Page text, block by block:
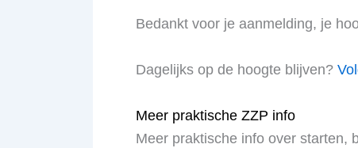
Bedankt voor je aanmelding, je
Dagelijks op de hoogte blijven?
Meer praktische ZZP info
Meer praktische info over starten,